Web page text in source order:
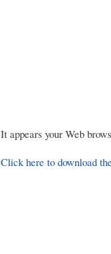
It appears your Web
Click here to download